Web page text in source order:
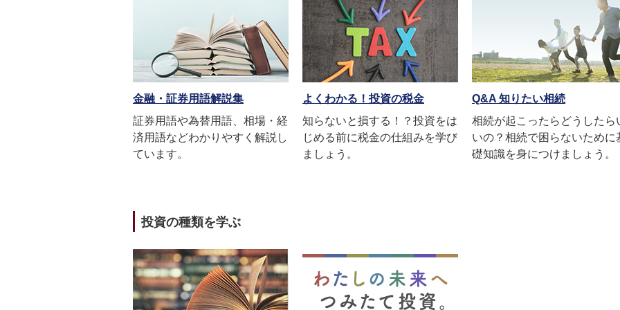
金融・証券用語解説集
証券用語や為替用語、相場・経
済用語などわかりやすく解説し
ています。
よくわかる！投資の税金
知らないと損する！？投資をは
じめる前に税金の仕組みを学び
ましょう。
Q&A 知りたい相続
相続が起こったらどうしたら
いの？相続で困らないために
礎知識を身につけましょう。
投資の種類を学ぶ